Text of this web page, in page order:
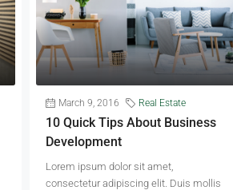
March 9, 2016 Real Estate
10 Quick Tips About Business
Development
Lorem ipsum dolor sit amet,
consectetur adipiscing elit. Duis mollis